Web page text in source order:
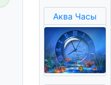
Аква Часы